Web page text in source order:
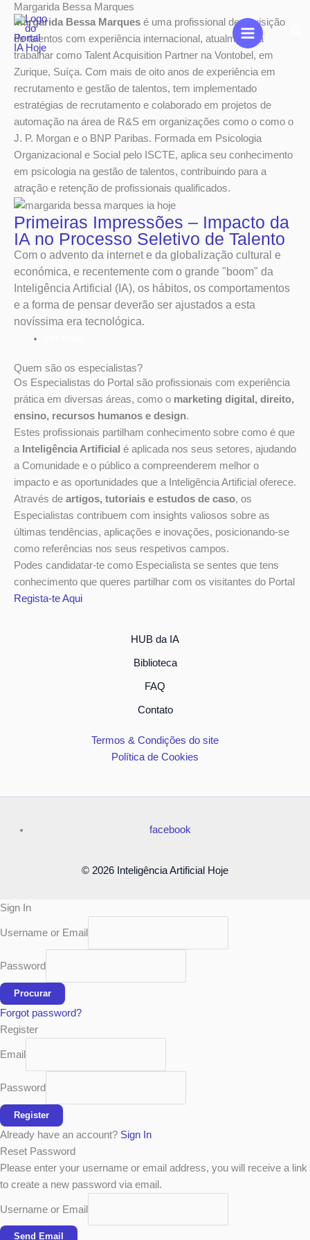
Skip
content
Margarida Bessa Marques
Margarida Bessa Marques é uma profissional de aquisição
de talentos com experiência internacional, atualmente a
trabalhar como Talent Acquisition Partner na Vontobel, em
Zurique, Suíça. Com mais de oito anos de experiência em
recrutamento e gestão de talentos, tem implementado
estratégias de recrutamento e colaborado em projetos de
automação na área de R&S em organizações como o como o
J. P. Morgan e o BNP Paribas. Formada em Psicologia
Organizacional e Social pelo ISCTE, aplica seu conhecimento
em psicologia na gestão de talentos, contribuindo para a
atração e retenção de profissionais qualificados.
Primeiras Impressões – Impacto da
IA no Processo Seletivo de Talento
Com o advento da internet e da globalização cultural e
económica, e recentemente com o grande "boom" da
Inteligência Artificial (IA), os hábitos, os comportamentos
e a forma de pensar deverão ser ajustados a esta
novíssima era tecnológica.
Quem são os especialistas?
Os Especialistas do Portal são profissionais com experiência
prática em diversas áreas, como o marketing digital, direito,
ensino, recursos humanos e design.
Estes profissionais partilham conhecimento sobre como é que
a Inteligência Artificial é aplicada nos seus setores, ajudando
a Comunidade e o público a compreenderem melhor o
impacto e as oportunidades que a Inteligência Artificial oferece.
Através de artigos, tutoriais e estudos de caso, os
Especialistas contribuem com insights valiosos sobre as
últimas tendências, aplicações e inovações, posicionando-se
como referências nos seus respetivos campos.
Podes candidatar-te como Especialista se sentes que tens
conhecimento que queres partilhar com os visitantes do Portal
Regista-te Aqui
HUB da IA
Biblioteca
FAQ
Contato
Termos & Condições do site
Política de Cookies
facebook
© 2026 Inteligência Artificial Hoje
Sign In
Username or Email
Password
Procurar
Forgot password?
Register
Email
Password
Register
Already have an account? Sign In
Reset Password
Please enter your username or email address, you will receive a link
to create a new password via email.
Username or Email
Send Email